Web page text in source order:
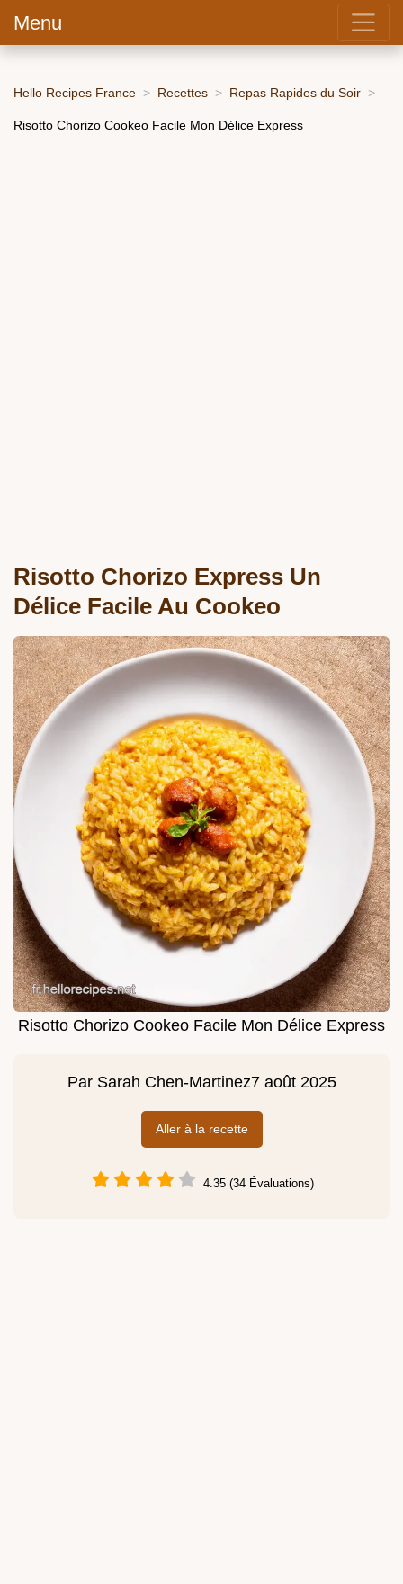
Menu
Hello Recipes France Recettes Repas Rapides du Soir
Risotto Chorizo Cookeo Facile Mon Délice Express
Risotto Chorizo Express Un
Délice Facile Au Cookeo
Risotto Chorizo Cookeo Facile Mon Délice Express
Par Sarah Chen-Martinez7 août 2025
Aller à la recette
4.35 (34 Évaluations)